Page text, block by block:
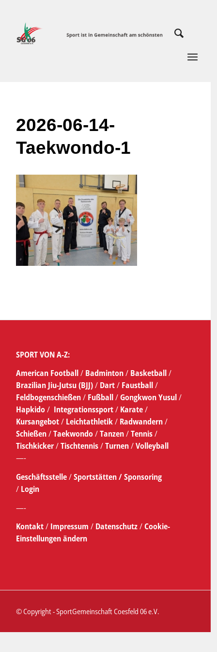
2026-06-14-
Taekwondo-1
SPORT VON A-Z:
American Football/ Badminton/ Basketball/
Brazilian Jiu-Jutsu (BJJ)/ Dart/ Faustball/
Feldbogenschießen/ Fußball/Gongkwon Yusul/
Hapkido/ Integrationssport/ Karate/
Kursangebot/Leichtathletik/ Radwandern/
Schießen/Taekwondo/Tanzen/Tennis/
Tischkicker/Tischtennis/Turnen/Volleyball
—-
Geschäftsstelle/Sportstätten /Sponsoring
/ Login
—-
Kontakt/ Impressum / Datenschutz/Cookie-
Einstellungen ändern
© Copyright - SportGemeinschaft Coesfeld 06 e.V.